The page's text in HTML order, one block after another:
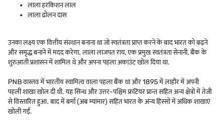
लाला हरकिशन लाल
लाला ढोलन दास
उनका लक्ष्य एक वित्तीय संस्थान बनाना था जो स्वतंत्रता प्राप्त करने के बाद भारत को बढ़ने
और समृद्ध बनाने में मदद करेगा. लाला लाजपत राय, एक प्रमुख स्वतंत्रता सेनानी, बैंक के
शुरुआती प्रशासन में शामिल थे और अपना पहला अकाउंट खोल दिया था.
PNB वास्तव में भारतीय स्वामित्व वाला पहला बैंक था और 1895 में लाहौर में अपनी
पहली शाखा खोल दी थी. यह सिन्ध और उत्तर-पश्चिम फ्रंटियर प्रान्त सहित अन्य क्षेत्रों में तेजी
से विस्तारित हुआ. बाद में बर्मा (अब म्यांमार) सहित भारत के अन्य हिस्सों में अधिक शाखाएं
खोली गईं.